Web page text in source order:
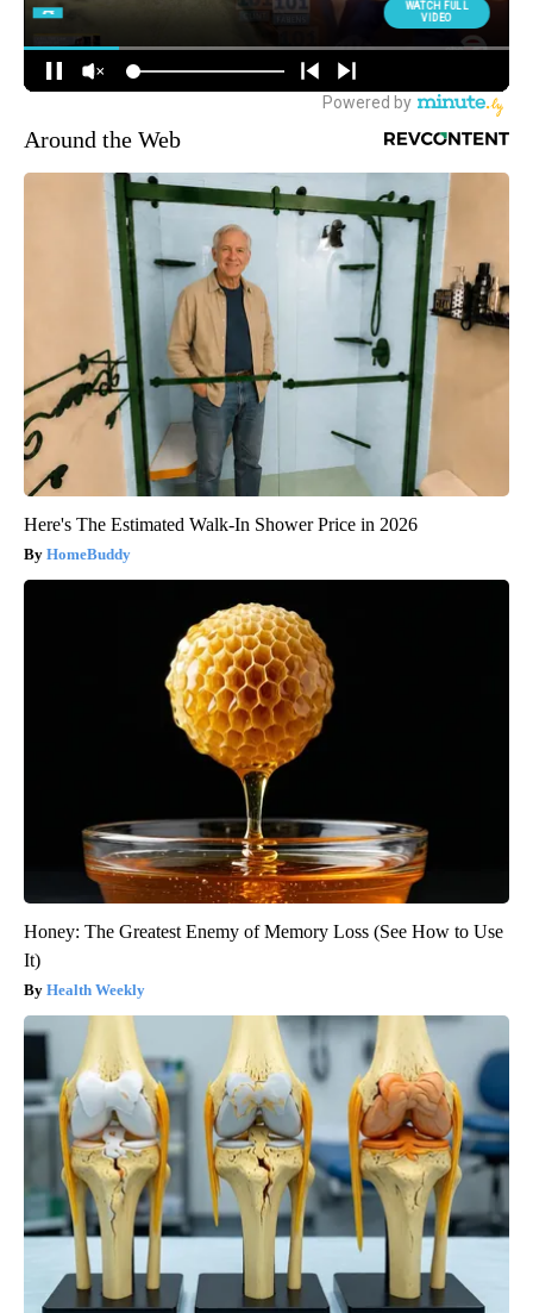
Around the Web
Here's The Estimated Walk-In Shower Price in 2026
HomeBuddy
Honey: The Greatest Enemy of Memory Loss (See How to Use
It)
Health Weekly